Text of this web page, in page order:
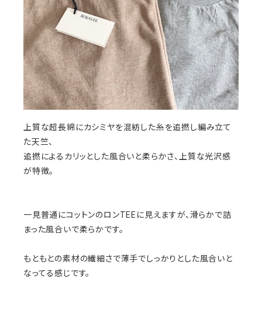
上質な超長綿にカシミヤを混紡した糸を追撚し編み立て
た天竺、
追撚によるカリッとした風合いと柔らかさ、上質な光沢感
が特徴。
一見普通にコットンのロンTEEに見えますが、滑らかで詰
まった風合いで柔らかです。
もともとの素材の繊細さで薄手でしっかりとした風合いと
なってる感じです。